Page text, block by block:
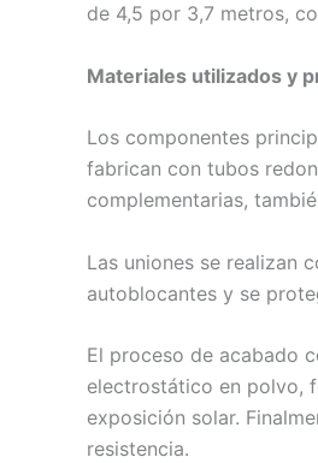
de 4,5 por 3,7 metros,
Materiales utilizados y
Los componentes
fabrican con tubos
complementarias,
Las uniones se realizan
autoblocantes y se
El proceso de acabado
electrostático en polvo,
exposición solar.
resistencia.